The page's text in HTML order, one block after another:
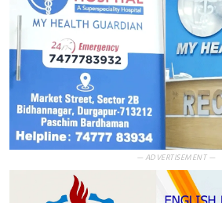
— ADVERTISEMENT —